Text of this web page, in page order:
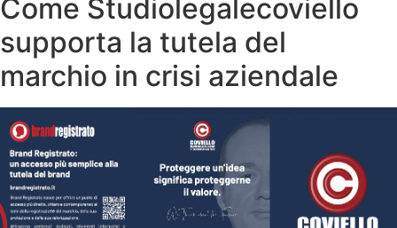
Come Studiolegalecoviello
supporta la tutela del
marchio in crisi aziendale